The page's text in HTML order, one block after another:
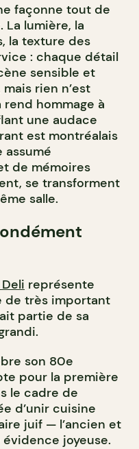
façonne tout de
La lumière, la
la texture des
: chaque détail
sensible et
rien n’est
rend hommage à
une audace
est montréalais
assumé
de mémoires
se transforment
salle.
représente
de très important
partie de sa
son 80e
pour la première
le cadre de
d’unir cuisine
juif — l’ancien et
joyeuse.